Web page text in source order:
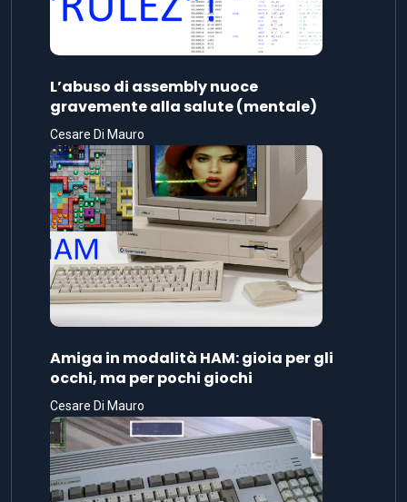
L’abuso di assembly nuoce
gravemente alla salute (mentale)
Cesare Di Mauro
Amiga in modalità HAM: gioia per gli
occhi, ma per pochi giochi
Cesare Di Mauro